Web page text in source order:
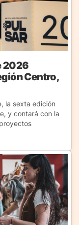
2026
Centro,
la sexta edición
y contará con la